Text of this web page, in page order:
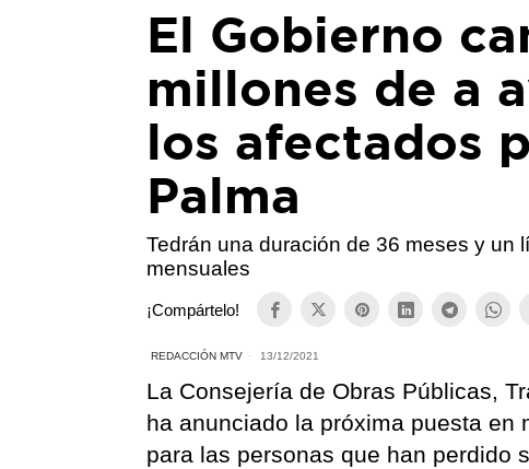
El Gobierno
millones de a
los afectados
Palma
Tedrán una duración de 36 meses y un
mensuales
¡Compártelo!
REDACCIÓN MTV 13/12/2021
La Consejería de Obras Públicas,
ha anunciado la próxima puesta en
para las personas que han perdido